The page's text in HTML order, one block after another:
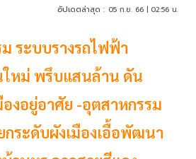
อัปเดตล่าสุด : 05 ก.ย. 66 | 02:56 น.
ระบบรางรถไฟฟ้า
หม่ พรึบแสนล้าน ดัน
งอยู่อาศัย -อุตสาหกรรม
ระดับผังเมืองเอื้อพัฒนา